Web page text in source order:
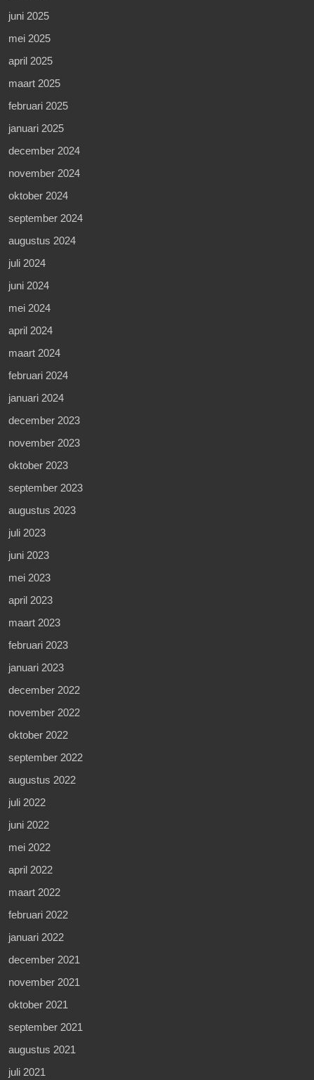
juni 2025
mei 2025
april 2025
maart 2025
februari 2025
januari 2025
december 2024
november 2024
oktober 2024
september 2024
augustus 2024
juli 2024
juni 2024
mei 2024
april 2024
maart 2024
februari 2024
januari 2024
december 2023
november 2023
oktober 2023
september 2023
augustus 2023
juli 2023
juni 2023
mei 2023
april 2023
maart 2023
februari 2023
januari 2023
december 2022
november 2022
oktober 2022
september 2022
augustus 2022
juli 2022
juni 2022
mei 2022
april 2022
maart 2022
februari 2022
januari 2022
december 2021
november 2021
oktober 2021
september 2021
augustus 2021
juli 2021